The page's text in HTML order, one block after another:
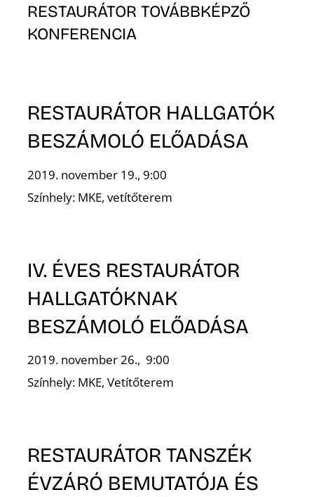
RESTAURÁTOR TOVÁBBKÉPZŐ
KONFERENCIA
RESTAURÁTOR HALLGATÓK
BESZÁMOLÓ ELŐADÁSA
2019. november 19., 9:00
Színhely: MKE, vetítőterem
IV. ÉVES RESTAURÁTOR
HALLGATÓKNAK
BESZÁMOLÓ ELŐADÁSA
2019. november 26., 9:00
Színhely: MKE, Vetítőterem
RESTAURÁTOR TANSZÉK
ÉVZÁRÓ BEMUTATÓJA ÉS